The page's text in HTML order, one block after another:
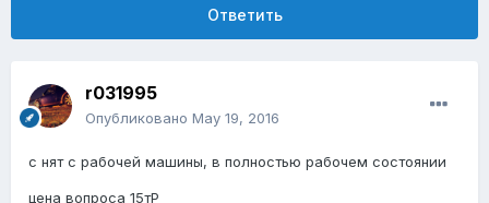
Ответить
r031995
Опубликовано May 19, 2016
с нят с рабочей машины, в полностью рабочем состоянии
цена вопроса 15тР